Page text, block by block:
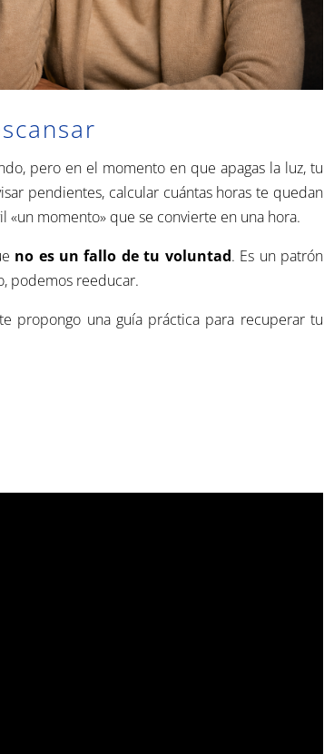
pero en el momento en que apagas la luz, tu
pendientes, calcular cuántas horas te quedan
momento» que se convierte en una hora.
no es un fallo de tu voluntad. Es un patrón
podemos reeducar.
propongo una guía práctica para recuperar tu